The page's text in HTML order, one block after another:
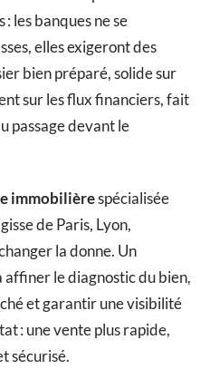
les banques ne se
elles exigeront des
bien préparé, solide sur
sur les flux financiers, fait
passage devant le
immobilièrespécialisée
de Paris, Lyon,
la donne. Un
le diagnostic du bien,
et garantir une visibilité
: une vente plus rapide,
sécurisé.